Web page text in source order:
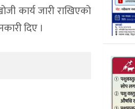
कार्य जारी राखिएको
दिए ।